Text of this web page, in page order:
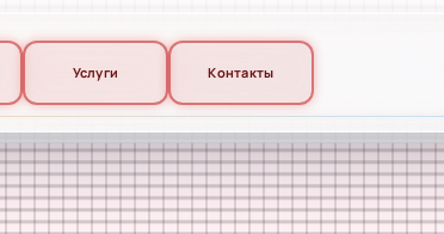
Услуги Контакты